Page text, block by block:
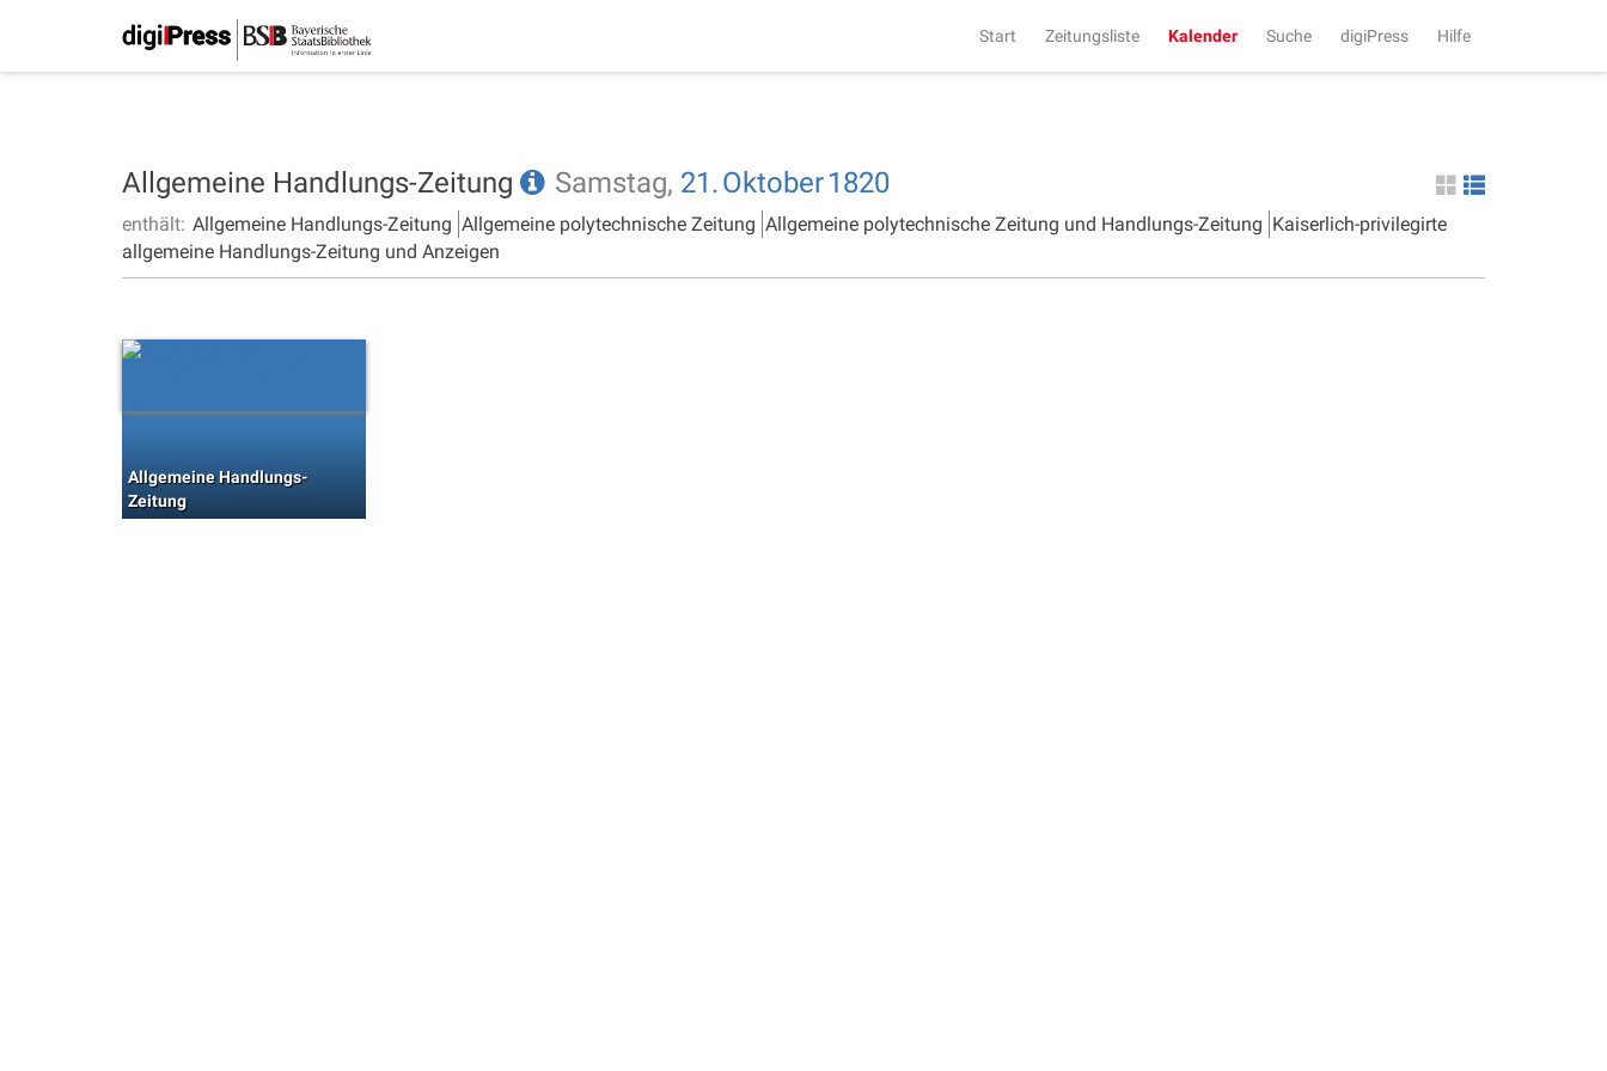
Start Zeitungsliste Kalender Suche digiPress Hilfe
Allgemeine Handlungs-Zeitung Samstag, 21.Oktober1820
enthält: Allgemeine Handlungs-Zeitung Allgemeine polytechnische Zeitung Allgemeine polytechnische Zeitung und Handlungs-Zeitung Kaiserlich-privilegirte
allgemeine Handlungs-Zeitung und Anzeigen
Allgemeine Handlungs-
Zeitung